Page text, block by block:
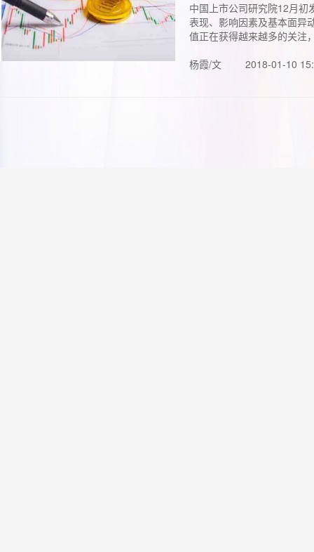
中国上市公司研究院12月初
表现、影响因素及基本面异
值正在获得越来越多的关注
杨霞/文
2018-01-10